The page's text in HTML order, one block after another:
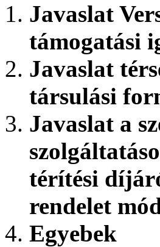
Javaslat
támogatási
Javaslat
társulási
Javaslat a
térítési
rendelet
Egyebek